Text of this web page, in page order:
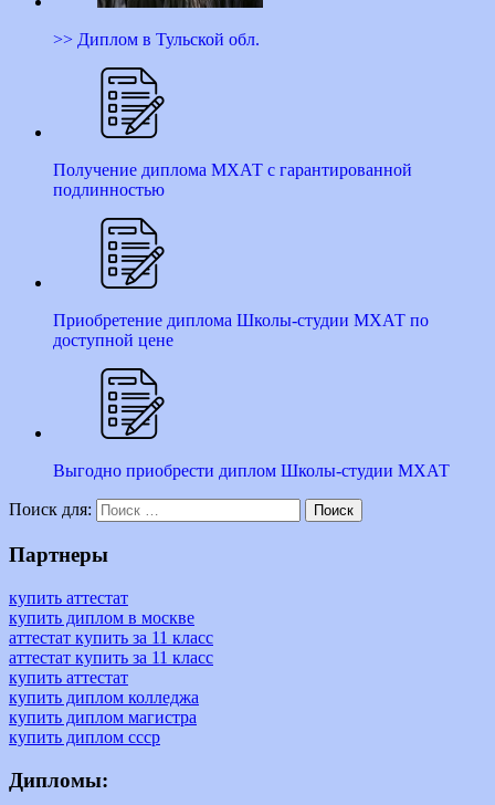
>> Диплом в Тульской обл.
Получение диплома МХАТ с гарантированной
подлинностью
Приобретение диплома Школы-студии МХАТ по
доступной цене
Выгодно приобрести диплом Школы-студии МХАТ
Поиск для: Поиск
Партнеры
купить аттестат
купить диплом в москве
аттестат купить за 11 класс
аттестат купить за 11 класс
купить аттестат
купить диплом колледжа
купить диплом магистра
купить диплом ссср
Дипломы: